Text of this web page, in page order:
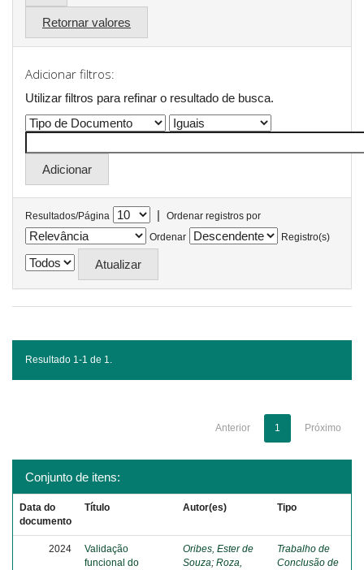
Retornar valores
Adicionar filtros:
Utilizar filtros para refinar o resultado de busca.
Resultados/Página |
Ordenar registros por
Ordenar
Registro(s)
Resultado 1-1 de 1.
Anterior 1 Próximo
Conjunto de itens:
Data do
documento
Título Autor(es) Tipo
2024
Validação
funcional do
Oribes, Ester de
Souza; Roza,
Trabalho de
Conclusão de